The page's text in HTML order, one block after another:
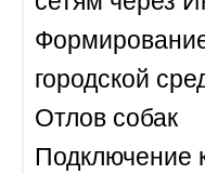
городской
Отлов собак
Подключение